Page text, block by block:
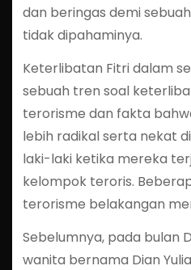
dan beringas demi
tidak dipahaminya.
Keterlibatan Fitri dalam
sebuah tren soal
terorisme dan fakta
lebih radikal serta nekat
laki-laki ketika mereka
kelompok teroris.
terorisme belakangan
Sebelumnya, pada bulan
wanita bernama Dian